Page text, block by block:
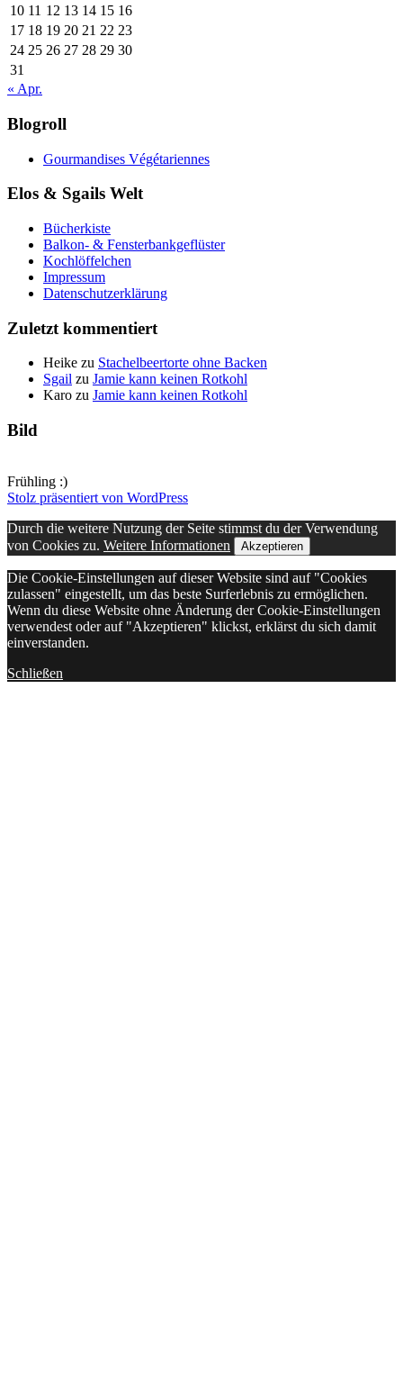
10 11 12 13 14 15 16
17 18 19 20 21 22 23
24 25 26 27 28 29 30
31
« Apr.
Blogroll
Gourmandises Végétariennes
Elos & Sgails Welt
Bücherkiste
Balkon- & Fensterbankgeflüster
Kochlöffelchen
Impressum
Datenschutzerklärung
Zuletzt kommentiert
Heike zu Stachelbeertorte ohne Backen
Sgail zu Jamie kann keinen Rotkohl
Karo zu Jamie kann keinen Rotkohl
Bild
Frühling :)
Stolz präsentiert von WordPress
Durch die weitere Nutzung der Seite stimmst du der Verwendung
von Cookies zu. Weitere Informationen Akzeptieren
Die Cookie-Einstellungen auf dieser Website sind auf "Cookies
zulassen" eingestellt, um das beste Surferlebnis zu ermöglichen.
Wenn du diese Website ohne Änderung der Cookie-Einstellungen
verwendest oder auf "Akzeptieren" klickst, erklärst du sich damit
einverstanden.
Schließen